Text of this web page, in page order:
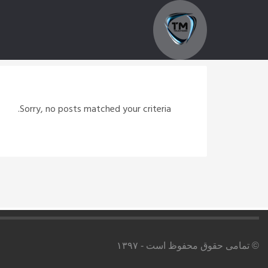
Sorry, no posts matched your criteria.
© تمامی حقوق محفوظ است - ۱۳۹۷